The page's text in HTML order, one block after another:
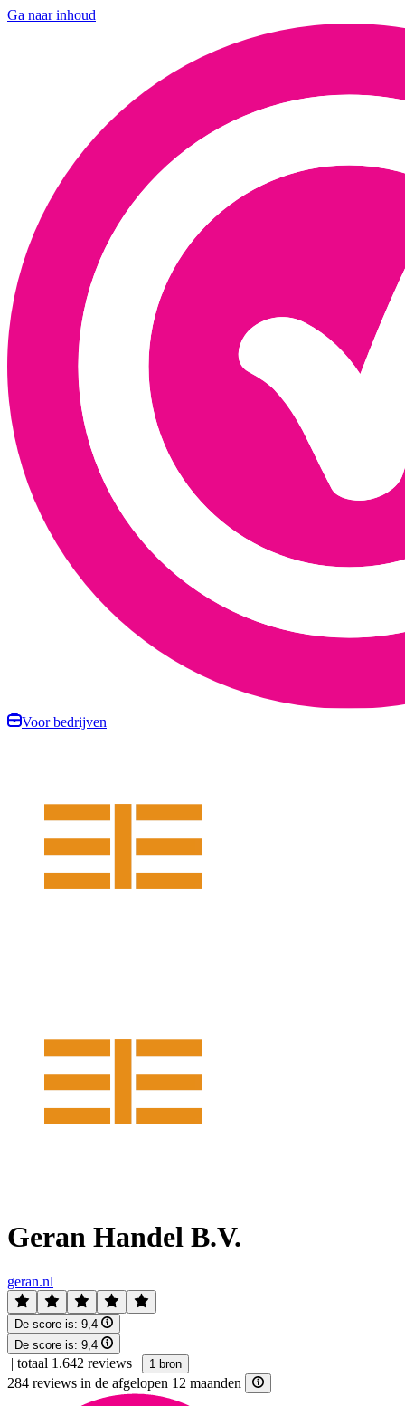
Ga naar inhoud
Voor bedrijven
Geran Handel B.V.
geran.nl
De score is: 9,4
De score is: 9,4
| totaal 1.642 reviews | 1 bron
284 reviews in de afgelopen 12 maanden